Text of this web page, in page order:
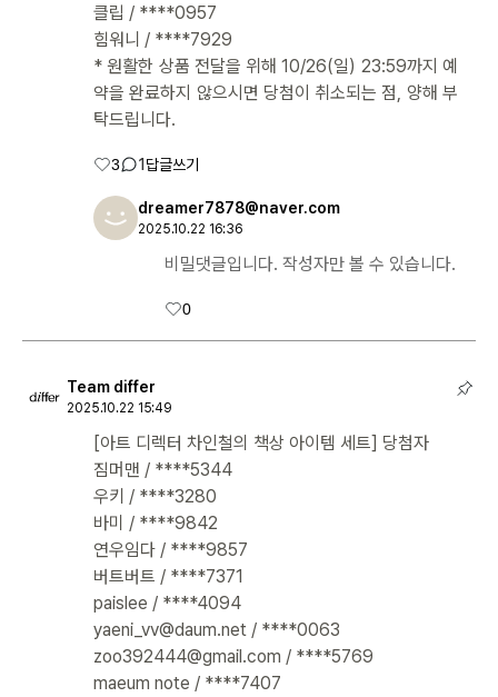
클립 / ****0957
힘워니 / ****7929
* 원활한 상품 전달을 위해 10/26(일) 23:59까지 예
약을 완료하지 않으시면 당첨이 취소되는 점, 양해 부
탁드립니다.
3 1답글쓰기
dreamer7878@naver.com
2025.10.22 16:36
비밀댓글입니다. 작성자만 볼 수 있습니다.
0
Team differ
2025.10.22 15:49
[아트 디렉터 차인철의 책상 아이템 세트] 당첨자
짐머맨 / ****5344
우키 / ****3280
바미 / ****9842
연우임다 / ****9857
버트버트 / ****7371
paislee / ****4094
yaeni_vv@daum.net / ****0063
zoo392444@gmail.com / ****5769
maeum note / ****7407